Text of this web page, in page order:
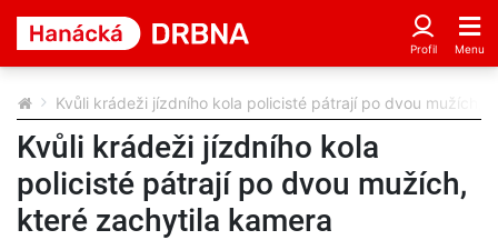
Kvůli krádeži jízdního kola policisté pátrají po dvou mužích,
Kvůli krádeži jízdního kola
policisté pátrají po dvou mužích,
které zachytila kamera